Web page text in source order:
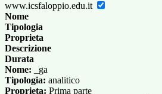
www.icsfaloppio.edu.it
Nome
Tipologia
Proprieta
Descrizione
Durata
Nome: _ga
Tipologia: analitico
Proprieta: Prima parte